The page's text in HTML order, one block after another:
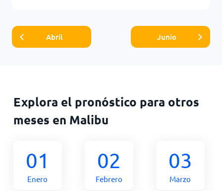
Abril Junio
Explora el pronóstico para otros
meses en Malibu
01
Enero
02
Febrero
03
Marzo